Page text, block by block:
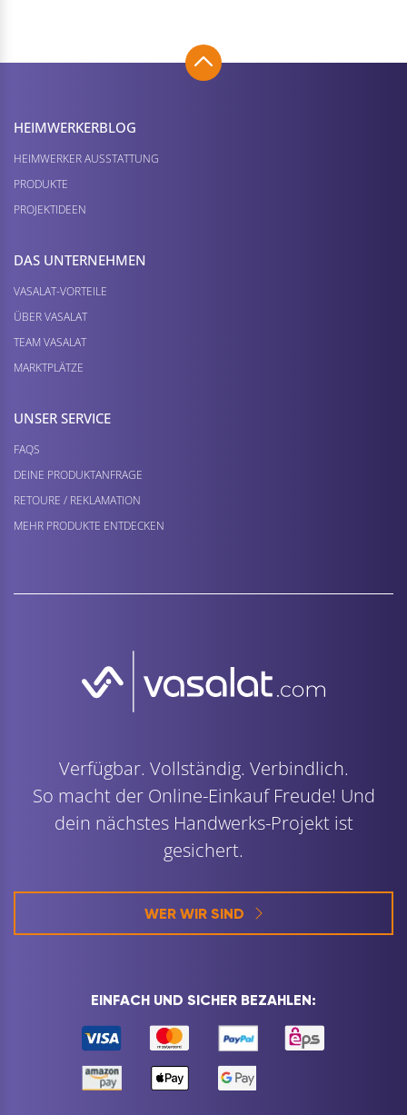
HEIMWERKER­BLOG
HEIMWERKER AUSSTATTUNG
PRODUKTE
PROJEKTIDEEN
DAS UNTERNEHMEN
VASALAT-VORTEILE
ÜBER VASALAT
TEAM VASALAT
MARKTPLÄTZE
UNSER SERVICE
FAQS
DEINE PRODUKTANFRAGE
RETOURE / REKLAMATION
MEHR PRODUKTE ENTDECKEN
Verfügbar. Vollständig. Verbindlich.
So macht der Online-Einkauf Freude! Und
dein nächstes Handwerks-Projekt ist
gesichert.
WER WIR SIND
EINFACH UND SICHER BEZAHLEN: